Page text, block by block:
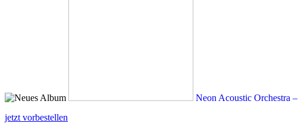
Neon Acoustic Orchestra –
jetzt vorbestellen